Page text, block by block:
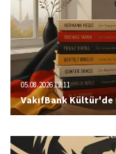
05.08.2026 12:11
VakıfBank Kültür'de